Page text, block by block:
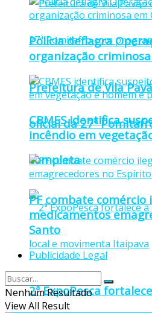
Prefeitura de Vila
oficial da 27ª
completa
2ª ExpoPesca
Polícia deflagra
organização
CBMES identifica
incêndio em
PF combate comércio
medicamentos
Santo
Publicidade Legal
Nenhum Resultado
View All Result